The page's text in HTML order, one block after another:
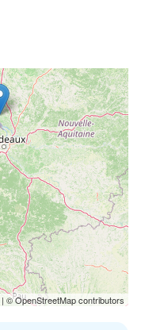
| © OpenStreetMap contributors